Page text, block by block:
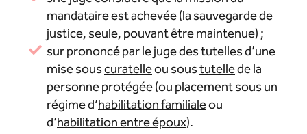
mandataire est achevée (la sauvegarde de
justice, seule, pouvant être maintenue) ;
sur prononcé par le juge des tutelles d’une
mise souscuratelleou soustutellede la
personne protégée (ou placement sous un
régime d’habilitation familialeou
d’habilitation entre époux).